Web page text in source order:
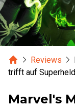
HomeReviews
trifft auf
Marvel's